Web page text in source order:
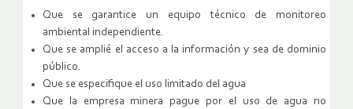
Que se garantice un equipo técnico de monitoreo
ambiental independiente.
Que se amplié el acceso a la información y sea de dominio
público.
Que se especifique el uso limitado del agua
Que la empresa minera pague por el uso de agua no